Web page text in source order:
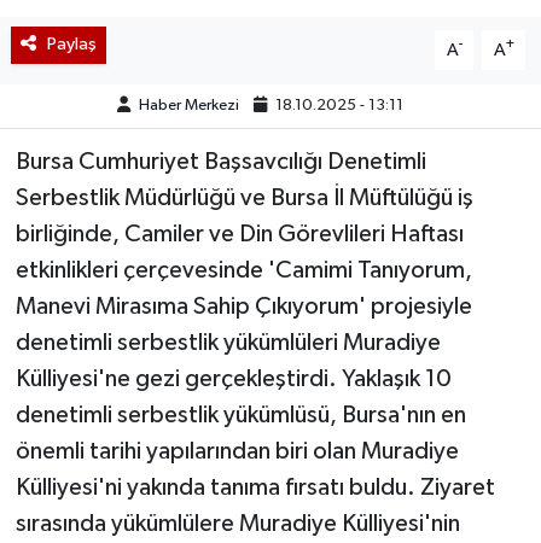
Paylaş A- A+
Haber Merkezi 18.10.2025 - 13:11
Bursa Cumhuriyet Başsavcılığı Denetimli
Serbestlik Müdürlüğü ve Bursa İl Müftülüğü iş
birliğinde, Camiler ve Din Görevlileri Haftası
etkinlikleri çerçevesinde 'Camimi Tanıyorum,
Manevi Mirasıma Sahip Çıkıyorum' projesiyle
denetimli serbestlik yükümlüleri Muradiye
Külliyesi'ne gezi gerçekleştirdi. Yaklaşık 10
denetimli serbestlik yükümlüsü, Bursa'nın en
önemli tarihi yapılarından biri olan Muradiye
Külliyesi'ni yakında tanıma fırsatı buldu. Ziyaret
sırasında yükümlülere Muradiye Külliyesi'nin